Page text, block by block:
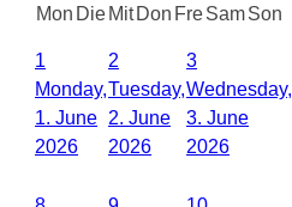
Mon Die Mit Don FreSamSon
1
Monday,
1. June
2026
2
Tuesday,
2. June
2026
3
Wednesday,
3. June
2026